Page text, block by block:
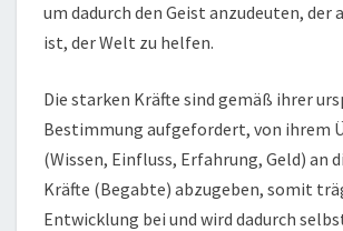
um dadurch den Geist anzudeuten, der
ist, der Welt zu helfen.
Die starken Kräfte sind gemäß ihrer
Bestimmung aufgefordert, von ihrem
(Wissen, Einfluss, Erfahrung, Geld) an
Kräfte (Begabte) abzugeben, somit
Entwicklung bei und wird dadurch